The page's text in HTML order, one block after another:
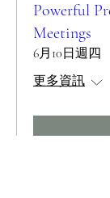
Powerful
Meetings
6月10日週四
更多資訊